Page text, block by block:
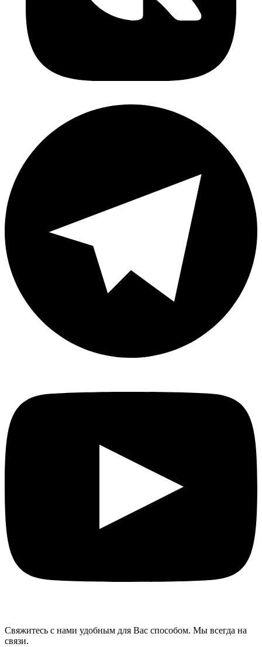
Свяжитесь с нами удобным для Вас способом. Мы всегда на
связи.